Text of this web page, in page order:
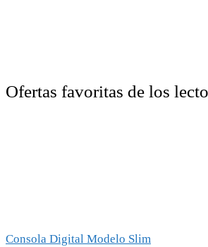
Ofertas favoritas de los
Consola Digital Modelo Slim